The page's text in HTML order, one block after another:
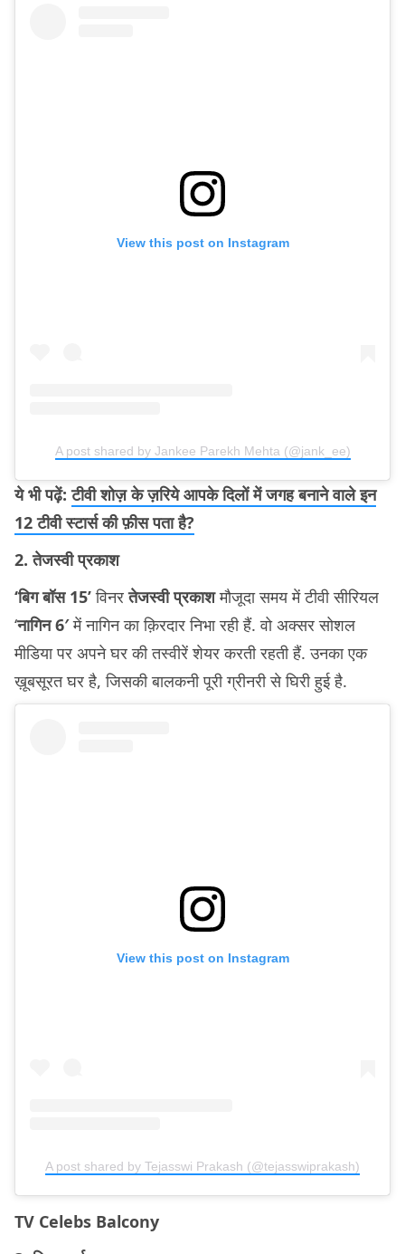
View this post on Instagram
A post shared by Jankee Parekh Mehta (@jank_ee)
ये भी पढ़ें:टीवी शोज़ के ज़रिये आपके दिलों में जगह बनाने वाले इन
12 टीवी स्टार्स की फ़ीस पता है?
2. तेजस्वी प्रकाश
‘बिग बॉस 15’विनरतेजस्वी प्रकाशमौजूदा समय में टीवी सीरियल
‘नागिन 6′में नागिन का क़िरदार निभा रही हैं. वो अक्सर सोशल
मीडिया पर अपने घर की तस्वीरें शेयर करती रहती हैं. उनका एक
ख़ूबसूरत घर है, जिसकी बालकनी पूरी ग्रीनरी से घिरी हुई है.
View this post on Instagram
A post shared by Tejasswi Prakash (@tejasswiprakash)
TV Celebs Balcony